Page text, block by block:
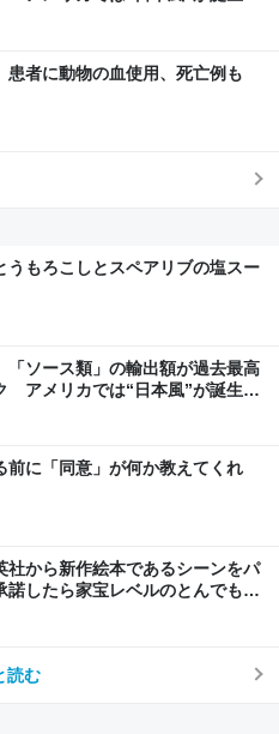
者に動物の血使用、死亡例も
うもろこしとスペアリブの塩スー
ソース類」の輸出額が過去最高
アメリカでは“日本風”が誕生｜
前に「同意」が何か教えてくれ
から新作絵本であるシーンをパ
諾したら家宝レベルのとんでもな
読む